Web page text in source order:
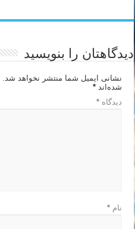
دیدگاهتان را بنویسید
نشانی ایمیل شما منتشر نخواهد شد.
شده‌اند*
دیدگاه*
نام*